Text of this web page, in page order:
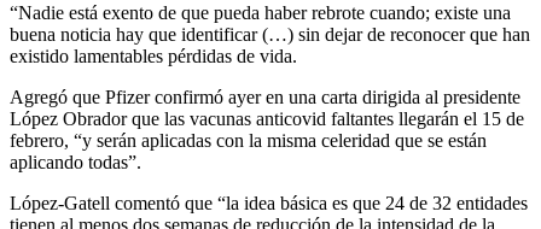
“Nadie está exento de que pueda haber rebrote cuando; existe una
buena noticia hay que identificar (…) sin dejar de reconocer que han
existido lamentables pérdidas de vida.
Agregó que Pfizer confirmó ayer en una carta dirigida al presidente
López Obrador que las vacunas anticovid faltantes llegarán el 15 de
febrero, “y serán aplicadas con la misma celeridad que se están
aplicando todas”.
López-Gatell comentó que “la idea básica es que 24 de 32 entidades
tienen al menos dos semanas de reducción de la intensidad de la